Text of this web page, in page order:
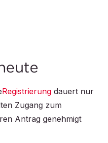
Registrierung dauert nur
Zugang zum
Antrag genehmigt